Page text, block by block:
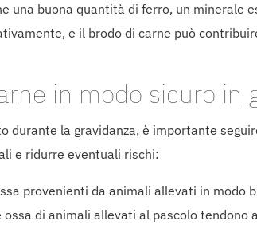
una buona quantità di ferro, un minerale
e il brodo di carne può
in modo sicuro in
durante la gravidanza, è importante
e ridurre eventuali rischi:
provenienti da animali allevati in modo
di animali allevati al pascolo tendono